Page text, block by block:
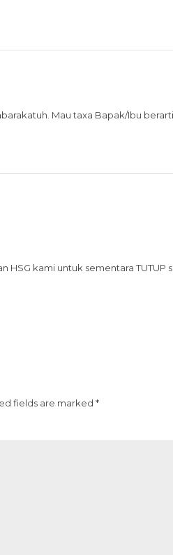
Mau taxa Bapak/Ibu
HSG kami untuk sementara
fields are marked *